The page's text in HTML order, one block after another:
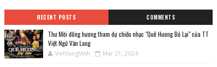
RECENT POSTS COMMENTS
Thư Mời đồng hương tham dự chiều nhạc "Quê Hương Bỏ Lại" của TT
Việt Ngữ Văn Lang
VietVungVinh Mar 21, 2024